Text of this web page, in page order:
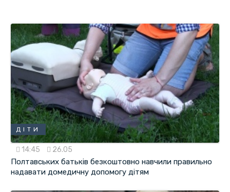
ДІТИ
14:45 26.05
Полтавських батьків безкоштовно навчили правильно
надавати домедичну допомогу дітям